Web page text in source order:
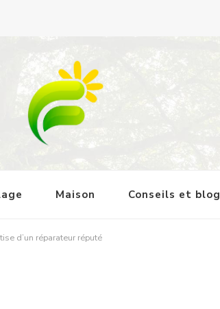
Maison Conseils et blog
d’un réparateur réputé